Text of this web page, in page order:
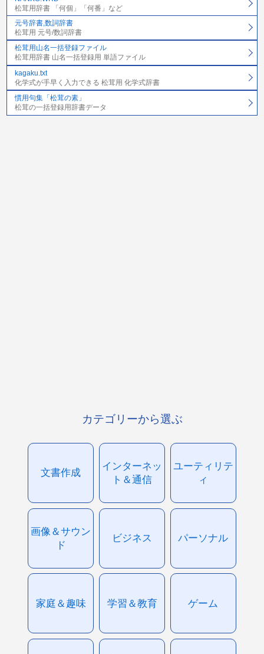
松茸用辞書 「何個」「何番」など
元号辞書,数詞辞書
松茸用 元号/数詞辞書
松茸用山名一括登録ファイル
松茸用辞書 山名一括登録用 単語ファイル
kagaku.txt
化学式が手早く入力できる 松茸用 化学式辞書
慣用句集「松茸の素」
松茸の一括登録用辞書データ
カテゴリーから選ぶ
文書作成
インターネッ
ト＆通信
ユーティリテ
ィ
画像＆サウン
ド
ビジネス パーソナル
家庭＆趣味 学習＆教育 ゲーム